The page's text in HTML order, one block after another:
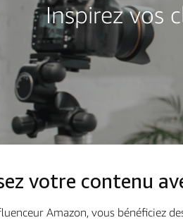
Inspirez vos
votre contenu
Amazon, vous bénéficiez